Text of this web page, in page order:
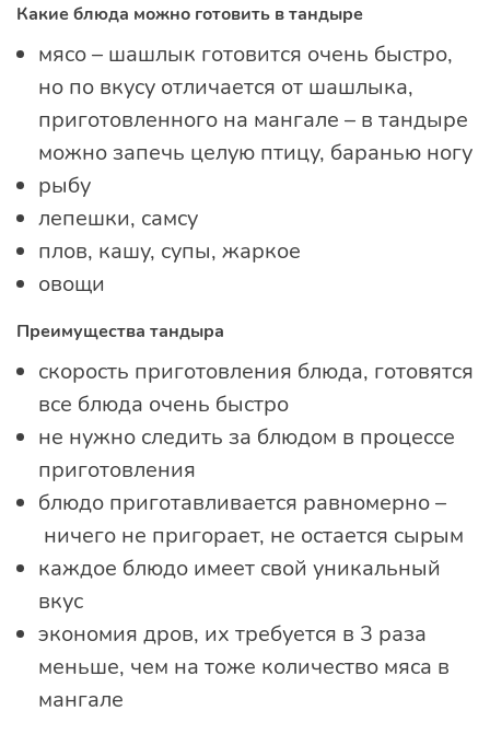
Какие блюда можно готовить в тандыре
мясо – шашлык готовится очень быстро,
но по вкусу отличается от шашлыка,
приготовленного на мангале – в тандыре
можно запечь целую птицу, баранью ногу
рыбу
лепешки, самсу
плов, кашу, супы, жаркое
овощи
Преимущества тандыра
скорость приготовления блюда, готовятся
все блюда очень быстро
не нужно следить за блюдом в процессе
приготовления
блюдо приготавливается равномерно –
ничего не пригорает, не остается сырым
каждое блюдо имеет свой уникальный
вкус
экономия дров, их требуется в 3 раза
меньше, чем на тоже количество мяса в
мангале